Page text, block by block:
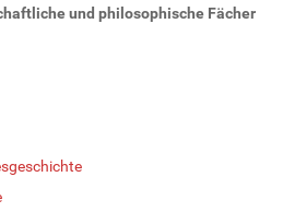
und philosophische Fächer